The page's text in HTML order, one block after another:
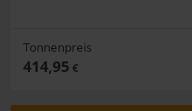
Tonnenpreis
414,95 €